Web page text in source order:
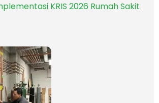
KRIS 2026 Rumah Sakit